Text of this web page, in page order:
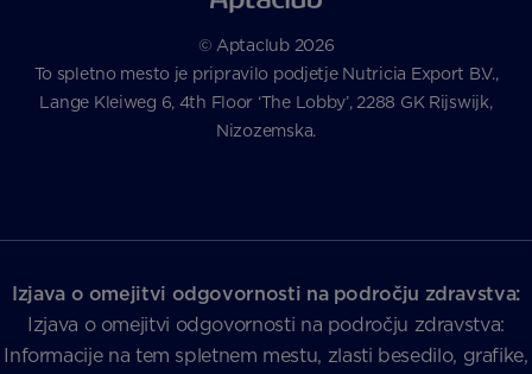
© Aptaclub 2026
To spletno mesto je pripravilo podjetje Nutricia Export B.V.,
Lange Kleiweg 6, 4th Floor ‘The Lobby’, 2288 GK Rijswijk,
Nizozemska.
Izjava o omejitvi odgovornosti na področju zdravstva:
Izjava o omejitvi odgovornosti na področju zdravstva:
Informacije na tem spletnem mestu, zlasti besedilo, grafike,